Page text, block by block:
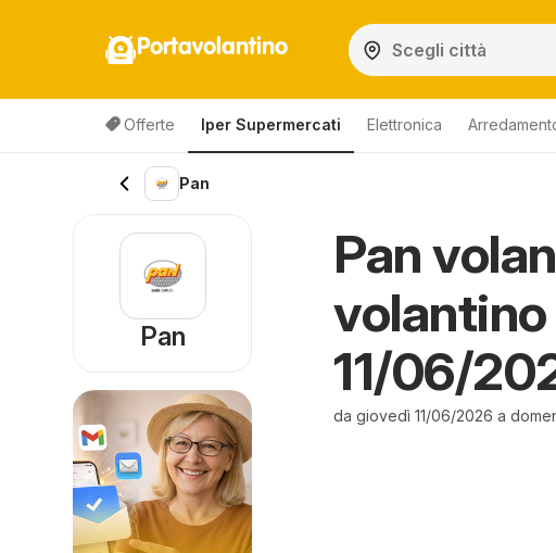
Portavolantino
Offerte Iper Supermercati Elettronica
Pan
Pan
11/06/
da giovedì 11/06/2026 a
Pan